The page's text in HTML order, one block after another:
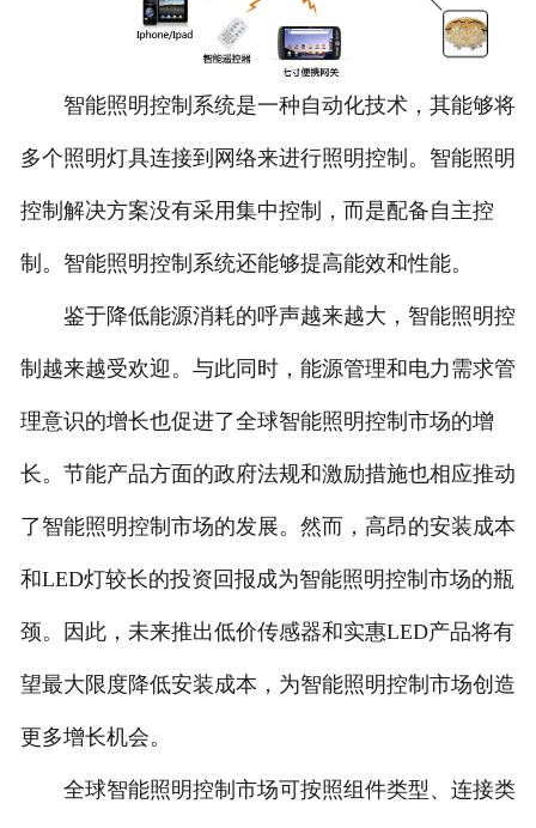
智能照明控制系统是一种自动化技术，其能够将
多个照明灯具连接到网络来进行照明控制。智能照明
控制解决方案没有采用集中控制，而是配备自主控
制。智能照明控制系统还能够提高能效和性能。
鉴于降低能源消耗的呼声越来越大，智能照明控
制越来越受欢迎。与此同时，能源管理和电力需求管
理意识的增长也促进了全球智能照明控制市场的增
长。节能产品方面的政府法规和激励措施也相应推动
了智能照明控制市场的发展。然而，高昂的安装成本
和LED灯较长的投资回报成为智能照明控制市场的瓶
颈。因此，未来推出低价传感器和实惠LED产品将有
望最大限度降低安装成本，为智能照明控制市场创造
更多增长机会。
全球智能照明控制市场可按照组件类型、连接类